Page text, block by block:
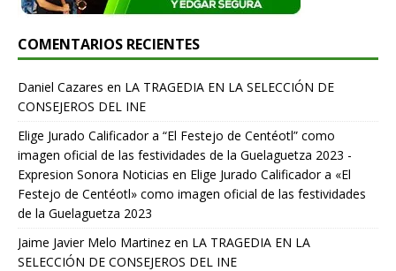
COMENTARIOS RECIENTES
Daniel Cazares en LA TRAGEDIA EN LA SELECCIÓN DE
CONSEJEROS DEL INE
Elige Jurado Calificador a “El Festejo de Centéotl” como
imagen oficial de las festividades de la Guelaguetza 2023 -
Expresion Sonora Noticias en Elige Jurado Calificador a «El
Festejo de Centéotl» como imagen oficial de las festividades
de la Guelaguetza 2023
Jaime Javier Melo Martinez en LA TRAGEDIA EN LA
SELECCIÓN DE CONSEJEROS DEL INE